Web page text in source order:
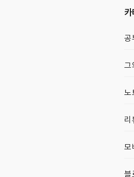
공
그
노
리
모
블